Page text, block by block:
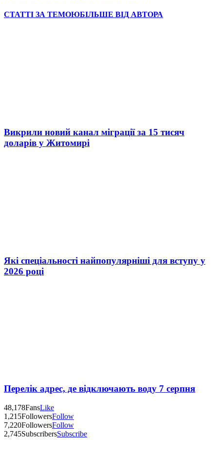
СТАТТІ ЗА ТЕМОЮБІЛЬШЕ ВІД АВТОРА
Викрили новий канал міграції за 15 тисяч
доларів у Житомирі
Які спеціальності найпопулярніші для вступу у
2026 році
Перелік адрес, де відключають воду 7 серпня
48,178FansLike
1,215FollowersFollow
7,220FollowersFollow
2,745SubscribersSubscribe